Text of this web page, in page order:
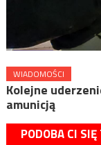
WIADOMOŚCI
Kolejne
amunicją
PODOBA CI